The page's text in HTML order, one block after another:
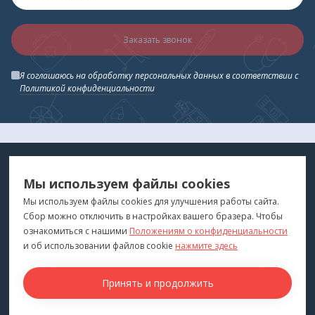
Заказать звонок
Я соглашаюсь на обработку персональных данных в соответствии с
Политикой конфиденциальности
ДЛЯ ВАС
"Медтехника для Вас"©2026
ПОКУПАТЕЛЯМ
Каталог
Бренды
Для оптовиков
КОНТАКТЫ
г. Владивосток
Мы используем файлы cookies
Мы используем файлы cookies для улучшения работы сайта.
Сбор можно отключить в настройках вашего бразера. Чтобы
ознакомиться с нашими Положениям о конфиденциальности
и об использовании файлов cookie нажмите здесь
Принять и продолжить